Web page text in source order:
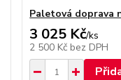
Paletová doprava
3 025 Kč/ks
2 500 Kč bez DPH